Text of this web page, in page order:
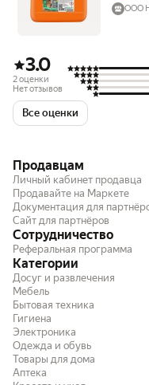
ООО
3.0
2 оценки
Нет отзывов
Все оценки
Продавцам
Личный кабинет продавца
Продавайте на Маркете
Документация для
Сайт для партнёров
Сотрудничество
Реферальная программа
Категории
Досуг и развлечения
Мебель
Бытовая техника
Гигиена
Электроника
Одежда и обувь
Товары для дома
Аптека